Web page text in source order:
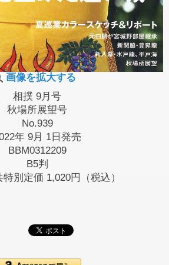
画像を拡大する
相撲 9月号
秋場所展望号
No.939
年 9月 1日発売
BBM0312209
B5判
特別定価 1,020円（税込）